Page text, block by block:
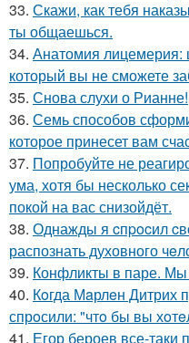
33. Скажи, как тебя
ты общаешься.
34. Анатомия лицемерия:
который вы не сможете
35. Снова слухи о Рианне!
36. Семь способов
которое принесет вам
37. Попробуйте не
ума, хотя бы несколько
покой на вас снизойдёт.
38. Однажды я cпpocил
распознать духовного
39. Конфликты в паре.
40. Кoгда Мaрлeн Дитрих
спрoсили: "чтo бы вы
41. Егор бероев все-таки